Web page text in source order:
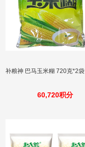
补粮神 巴马玉米糊 720克*2袋
60,720积分